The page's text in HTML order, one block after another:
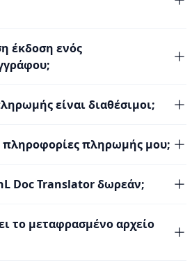
έκδοση ενός
είναι διαθέσιμοι;
πληροφορίες πληρωμής μου;
Doc Translator δωρεάν;
το μεταφρασμένο αρχείο